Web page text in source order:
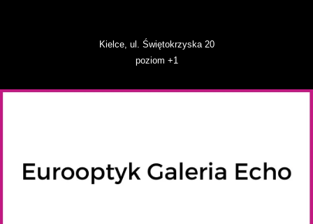
Kielce, ul. Świętokrzyska 20
poziom +1